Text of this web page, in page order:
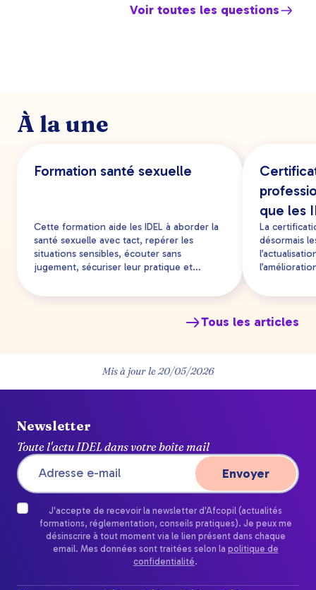
Pour comprendre en détail, rendez-vous sur notre
disponible sur votre espace personnel en ligne
via notre
Voir toutes les questions
À la une
Formation santé sexuelle
Cette formation aide les IDEL à aborder la
santé sexuelle avec tact, repérer les
situations sensibles, écouter sans
jugement, sécuriser leur pratique et
professionnels adaptés.
que les
La
désormais
les
Tous les articles
Mis à jour le20/05/2026
Newsletter
Toute l'actu IDEL dans votre boîte mail
J'accepte de recevoir la newsletter d'Afcopil (actualités
formations, réglementation, conseils pratiques). Je peux me
désinscrire à tout moment via le lien présent dans chaque
email. Mes données sont traitées selon la politique de
confidentialité.